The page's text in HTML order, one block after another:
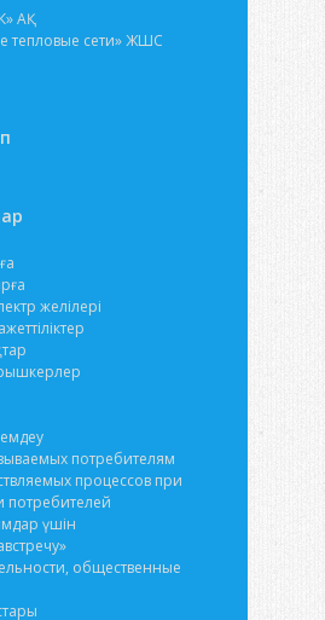
АҚ
тепловые сети» ЖШС
желілері
потребителям
процессов при
потребителей
үшін
общественные